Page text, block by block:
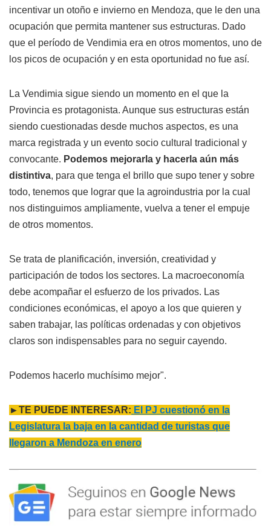
incentivar un otoño e invierno en Mendoza, que le den una
ocupación que permita mantener sus estructuras. Dado
que el período de Vendimia era en otros momentos, uno de
los picos de ocupación y en esta oportunidad no fue así.
La Vendimia sigue siendo un momento en el que la
Provincia es protagonista. Aunque sus estructuras están
siendo cuestionadas desde muchos aspectos, es una
marca registrada y un evento socio cultural tradicional y
convocante. Podemos mejorarla y hacerla aún más
distintiva, para que tenga el brillo que supo tener y sobre
todo, tenemos que lograr que la agroindustria por la cual
nos distinguimos ampliamente, vuelva a tener el empuje
de otros momentos.
Se trata de planificación, inversión, creatividad y
participación de todos los sectores. La macroeconomía
debe acompañar el esfuerzo de los privados. Las
condiciones económicas, el apoyo a los que quieren y
saben trabajar, las políticas ordenadas y con objetivos
claros son indispensables para no seguir cayendo.
Podemos hacerlo muchísimo mejor".
►TE PUEDE INTERESAR: El PJ cuestionó en la
Legislatura la baja en la cantidad de turistas que
llegaron a Mendoza en enero